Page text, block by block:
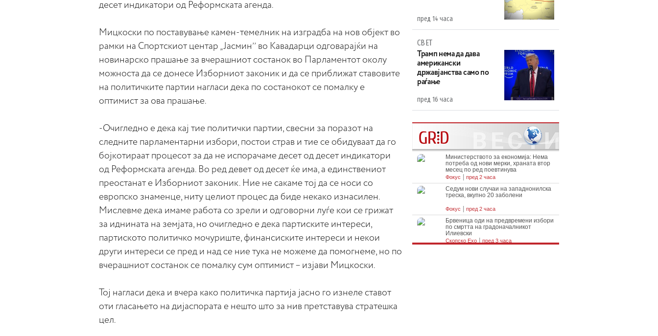
десет индикатори од Реформската агенда.
Мицкоски по поставување камен-темелник на изградба на нов објект во
рамки на Спортскиот центар „Јасминʼʼ во Кавадарци одговарајќи на
новинарско прашање за вчерашниот состанок во Парламентот околу
можноста да се донесе Изборниот законик и да се приближат ставовите
на политичките партии нагласи дека по состанокот се помалку е
оптимист за ова прашање.
-Очигледно е дека кај тие политички партии, свесни за поразот на
следните парламентарни избори, постои страв и тие се обидуваат да го
бојкотираат процесот за да не испорачаме десет од десет индикатори
од Реформската агенда. Во ред девет од десет ќе има, а единствениот
преостанат е Изборниот законик. Ние не сакаме тој да се носи со
европско знаменце, ниту целиот процес да биде некако изнасилен.
Мислевме дека имаме работа со зрели и одговорни луѓе кои се грижат
за иднината на земјата, но очигледно е дека партиските интереси,
партиското политичко мочуриште, финансиските интереси и некои
други интереси се пред и над се ние тука не можеме да помогнеме, но по
вчерашниот состанок се помалку сум оптимист – изјави Мицкоски.
Тој нагласи дека и вчера како политичка партија јасно го изнеле ставот
оти гласањето на дијаспората е нешто што за нив претставува стратешка
цел.
пред 14 часа
СВЕТ
Трамп нема да дава
американски
државјанства само по
раѓање
пред 16 часа